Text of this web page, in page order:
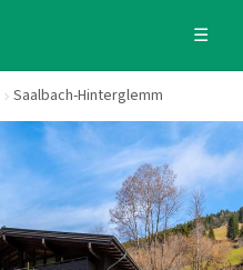
☰
Saalbach-Hinterglemm